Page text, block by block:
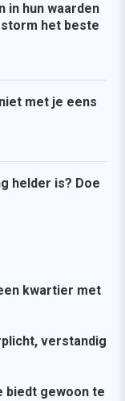
in hun waarden
het beste
met je eens
helder is? Doe
kwartier met
verstandig
biedt gewoon te